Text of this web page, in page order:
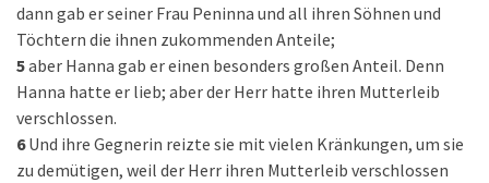
dann gab er seiner Frau Peninna und all ihren Söhnen und
Töchtern die ihnen zukommenden Anteile;
5aber Hanna gab er einen besonders großen Anteil. Denn
Hanna hatte er lieb; aber der Herr hatte ihren Mutterleib
verschlossen.
6 Und ihre Gegnerin reizte sie mit vielen Kränkungen, um sie
zu demütigen, weil der Herr ihren Mutterleib verschlossen